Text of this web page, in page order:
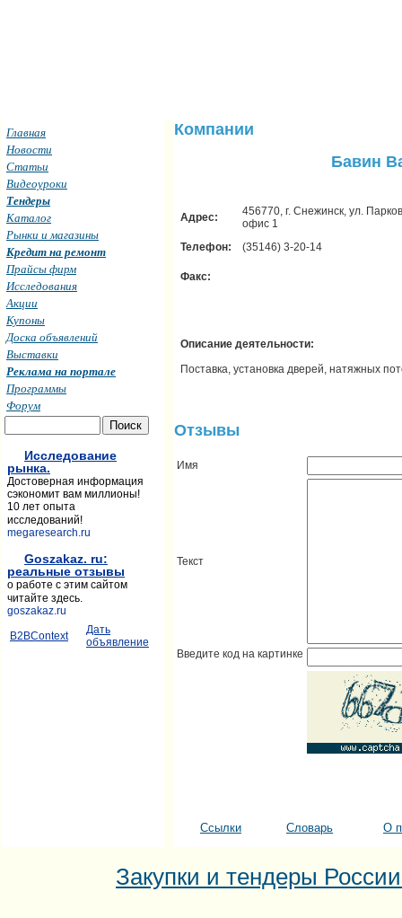
Компании
Бавин
Адрес:
456770, г. Снежинск, ул.
офис 1
Телефон:
(35146) 3-20-14
Факс:
Описание деятельности:
Поставка, установка дверей, натяжных
Отзывы
Имя
Текст
Введите код на картинке
Ссылки Словарь О
Главная
Новости
Статьи
Видеоуроки
Тендеры
Каталог
Рынки и магазины
Кредит на ремонт
Прайсы фирм
Исследования
Акции
Купоны
Доска объявлений
Выставки
Реклама на портале
Программы
Форум
Исследование
рынка.
Достоверная информация
сэкономит вам миллионы!
10 лет опыта
исследований!
megaresearch.ru
Goszakaz. ru:
реальные отзывы
о работе с этим сайтом
читайте здесь.
goszakaz.ru
B2BContext
Дать
объявление
Закупки и тендеры